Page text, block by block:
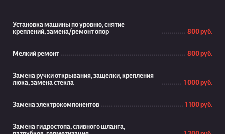
Установка машины по уровню, снятие
креплений, замена/ремонт опор
800 руб.
Мелкий ремонт 800 руб.
Замена ручки открывания, защелки, крепления
люка, замена стекла
1 000 руб.
Замена электрокомпонентов 1 100 руб.
Замена гидростопа, сливного шланга,